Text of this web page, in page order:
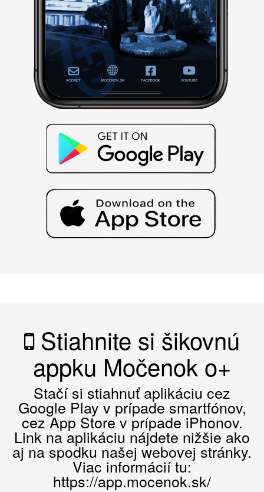
Stiahnite si šikovnú
appku Močenok o+
Stačí si stiahnuť aplikáciu cez
Google Play v prípade smartfónov,
cez App Store v prípade iPhonov.
Link na aplikáciu nájdete nižšie ako
aj na spodku našej webovej stránky.
Viac informácií tu:
https://app.mocenok.sk/